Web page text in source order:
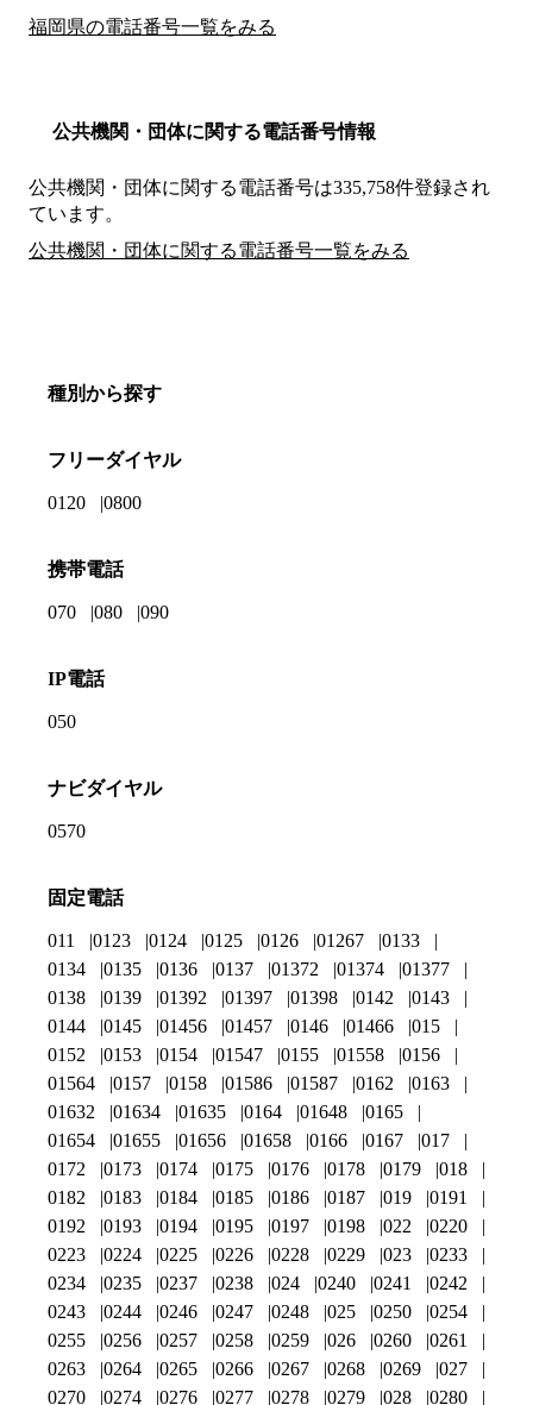
福岡県の電話番号一覧をみる
公共機関・団体に関する電話番号情報
公共機関・団体に関する電話番号は335,758件登録され
ています。
公共機関・団体に関する電話番号一覧をみる
種別から探す
フリーダイヤル
0120 0800
携帯電話
070 080 090
IP電話
050
ナビダイヤル
0570
固定電話
011 0123 0124 0125 0126 01267
0133
0134
0135 0136 0137 01372 01374
01377
0138
0139 01392 01397 01398 0142
0143
0144
0145 01456 01457 0146 01466
015
0152
0153 0154 01547 0155 01558
0156
01564
0157 0158 01586 01587 0162
0163
01632
01634 01635 0164 01648
0165
01654
01655 01656 01658 0166 0167
017
0172
0173 0174 0175 0176 0178 0179
018
0182
0183 0184 0185 0186 0187 019
0191
0192
0193 0194 0195 0197 0198 022
0220
0223
0224 0225 0226 0228 0229 023
0233
0234
0235 0237 0238 024 0240 0241
0242
0243
0244 0246 0247 0248 025 0250
0254
0255
0256 0257 0258 0259 026 0260
0261
0263
0264 0265 0266 0267 0268 0269
027
0270
0274 0276 0277 0278 0279 028 0280